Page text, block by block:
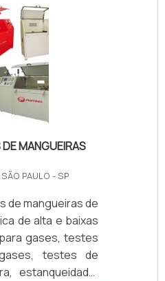
isso é
três modelos
oferecidos
MANGUEIRAS
PAULO - SP
de mangueiras de
de alta e baixas
gases, testes
testes de
estanqueidade,